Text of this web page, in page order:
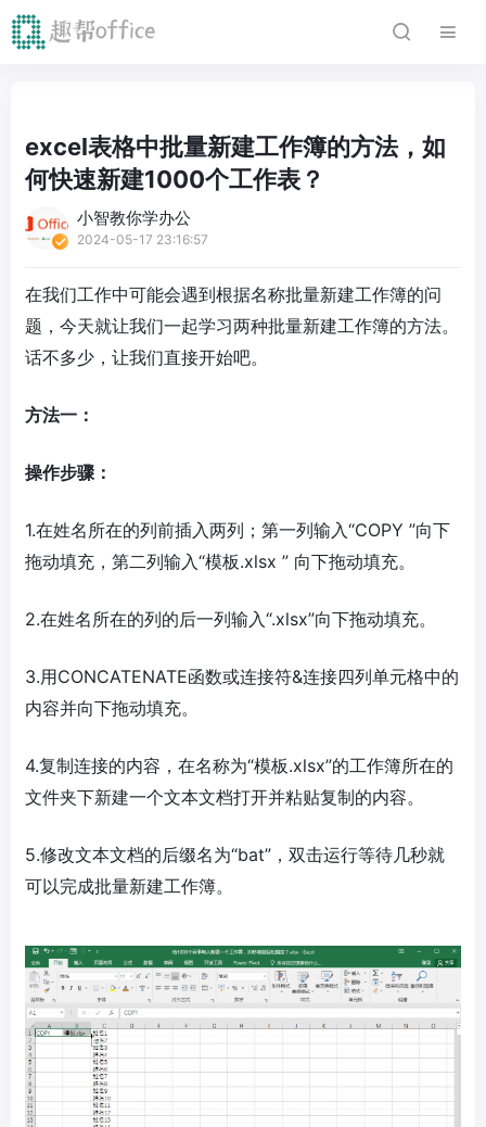
excel表格中批量新建工作簿的方法，如
何快速新建1000个工作表？
小智教你学办公
2024-05-17 23:16:57
在我们工作中可能会遇到根据名称批量新建工作簿的问
题，今天就让我们一起学习两种批量新建工作簿的方法。
话不多少，让我们直接开始吧。
方法一：
操作步骤：
1.在姓名所在的列前插入两列；第一列输入“COPY ”向下
拖动填充，第二列输入“模板.xlsx ” 向下拖动填充。
2.在姓名所在的列的后一列输入“.xlsx”向下拖动填充。
3.用CONCATENATE函数或连接符&连接四列单元格中的
内容并向下拖动填充。
4.复制连接的内容，在名称为“模板.xlsx”的工作簿所在的
文件夹下新建一个文本文档打开并粘贴复制的内容。
5.修改文本文档的后缀名为“bat”，双击运行等待几秒就
可以完成批量新建工作簿。